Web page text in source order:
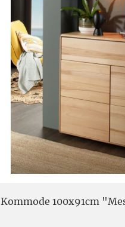
Kommode 100x91cm